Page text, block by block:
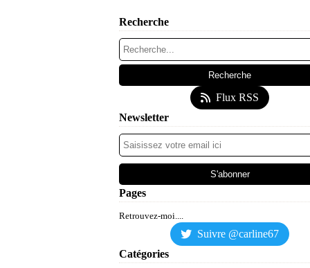
Recherche
Flux RSS
Newsletter
Pages
Retrouvez-moi....
Suivre @carline67
Catégories